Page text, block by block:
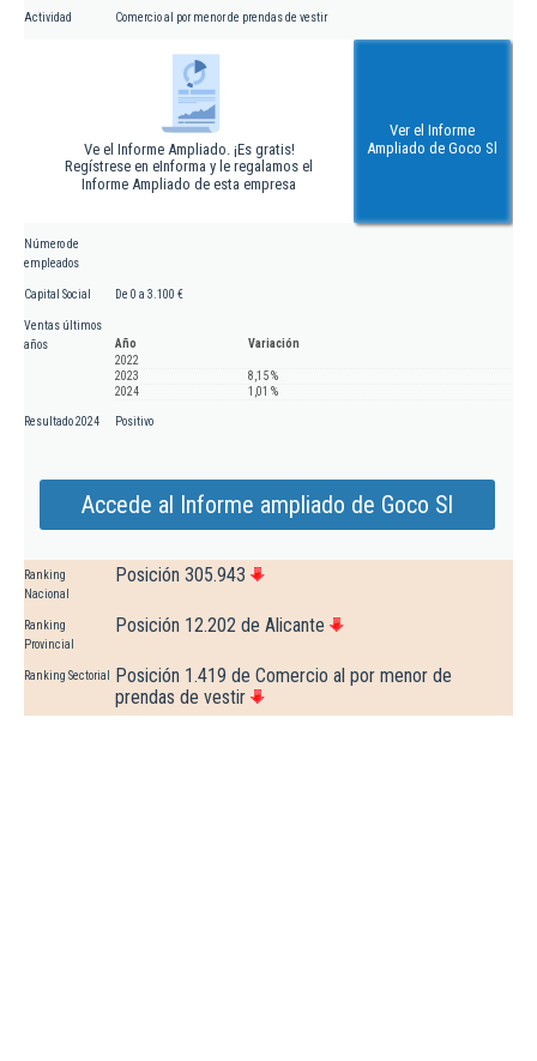
Actividad Comercio al por menor de prendas de vestir
Ve el Informe Ampliado. ¡Es gratis!
Regístrese en eInforma y le regalamos el
Informe Ampliado de esta empresa
Ver el Informe
Ampliado de Goco Sl
Número de
empleados
Capital Social De 0 a 3.100 €
Ventas últimos
años
Año
Variación
2022
2023
8,15 %
2024
1,01 %
Resultado 2024 Positivo
Accede al Informe ampliado de Goco Sl
Ranking
Nacional
Posición 305.943
Ranking
Provincial
Posición 12.202 de Alicante
Ranking Sectorial
Posición 1.419 de Comercio al por menor de
prendas de vestir